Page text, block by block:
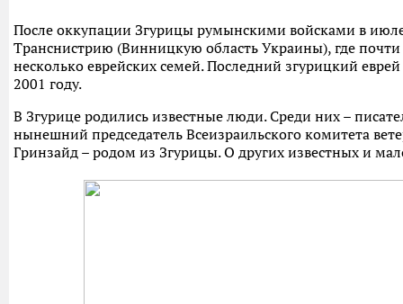
После оккупации Згурицы румынскими войсками в
Транснистрию (Винницкую область Украины), где
несколько еврейских семей. Последний згурицкий
2001 году.
В Згурице родились известные люди. Среди них –
нынешний председатель Всеизраильского комитета
Гринзайд – родом из Згурицы. О других известных и